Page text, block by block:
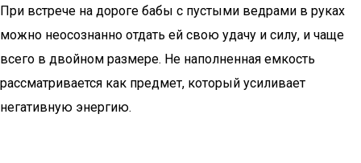
При встрече на дороге бабы с пустыми ведрами в руках
можно неосознанно отдать ей свою удачу и силу, и чаще
всего в двойном размере. Не наполненная емкость
рассматривается как предмет, который усиливает
негативную энергию.